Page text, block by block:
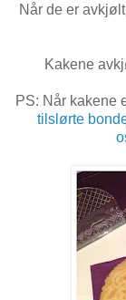
Når de er
Kakene
PS: Når kakene
tilslørte